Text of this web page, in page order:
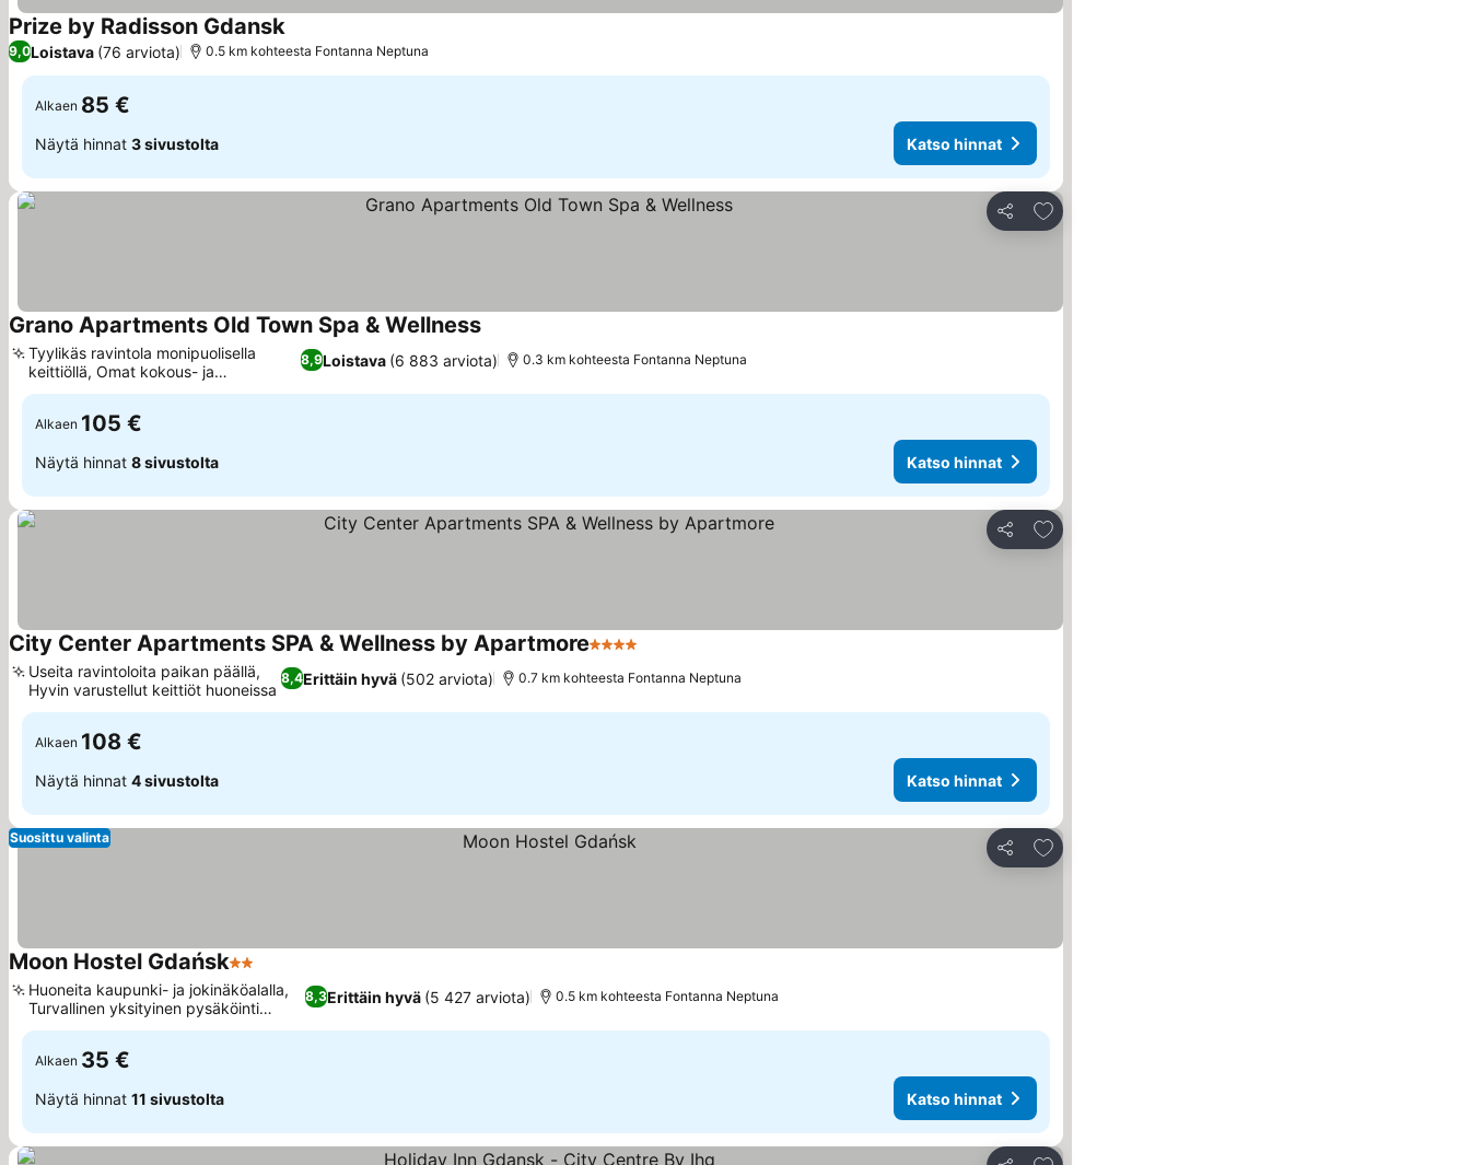
Prize by Radisson Gdansk
9,0Loistava (76 arviota) 0.5 km kohteesta Fontanna Neptuna
Alkaen 85 €
Näytä hinnat 3 sivustolta Katso hinnat
Jaa
Lisää suosikkeihin
Grano Apartments Old Town Spa & Wellness
8,9Loistava (6 883 arviota)
Tyylikäs ravintola monipuolisella
keittiöllä, Omat kokous- ja
tapahtumatilat
0.3 km kohteesta Fontanna Neptuna
Alkaen 105 €
Näytä hinnat 8 sivustolta Katso hinnat
Jaa
Lisää suosikkeihin
City Center Apartments SPA & Wellness by Apartmore4 Tähtiluokitus
8,4Erittäin hyvä (502 arviota)
Useita ravintoloita paikan päällä,
Hyvin varustellut keittiöt huoneissa
0.7 km kohteesta Fontanna Neptuna
Alkaen 108 €
Näytä hinnat 4 sivustolta Katso hinnat
Jaa
Lisää suosikkeihin
Suosittu valinta
Moon Hostel Gdańsk2 Tähtiluokitus
8,3Erittäin hyvä (5 427 arviota)
Huoneita kaupunki- ja jokinäköalalla,
Turvallinen yksityinen pysäköinti
saatavilla
0.5 km kohteesta Fontanna Neptuna
Alkaen 35 €
Näytä hinnat 11 sivustolta Katso hinnat